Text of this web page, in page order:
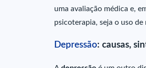
uma avaliação médica e,
psicoterapia, seja o uso
Depressão: causas,